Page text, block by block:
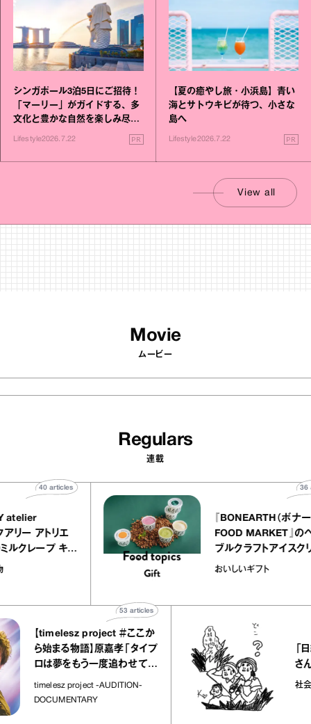
シンガポール3泊5日にご招待！
「マーリー」がガイドする、多
文化と豊かな自然を楽しみ尽く
Lifestyle2026.7.22 PR
【夏の癒やし旅・小浜島】青い
海とサトウキビが待つ、小さな
島へ
Lifestyle2026.7.22 PR
View all
Movie
ムービー
Regulars
連載
EQUALLY atelier
（イクアリー アトリエ
ーレ）』のミルクレープ キャ
メルバニーユほか｜chico
菓子な宝物
『
FOOD
ブルクラフ
｜真野知子
おいしいギフト
timelesz project ＃ここか
始まる物語】原嘉孝「タイプ
は夢をもう一度追わせてく
た場所」
project -AUDITION-
「日経平均7
さんが解説
社会のじかん